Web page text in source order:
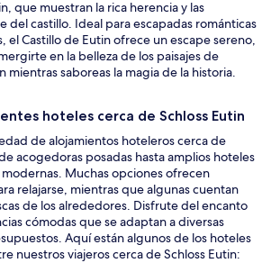
que muestran la rica herencia y las
del castillo. Ideal para escapadas románticas
el Castillo de Eutin ofrece un escape sereno,
en la belleza de los paisajes de
mientras saboreas la magia de la historia.
hoteles cerca de Schloss Eutin
de alojamientos hoteleros cerca de
acogedoras posadas hasta amplios hoteles
Muchas opciones ofrecen
relajarse, mientras que algunas cuentan
de los alrededores. Disfrute del encanto
cómodas que se adaptan a diversas
Aquí están algunos de los hoteles
nuestros viajeros cerca de Schloss Eutin: